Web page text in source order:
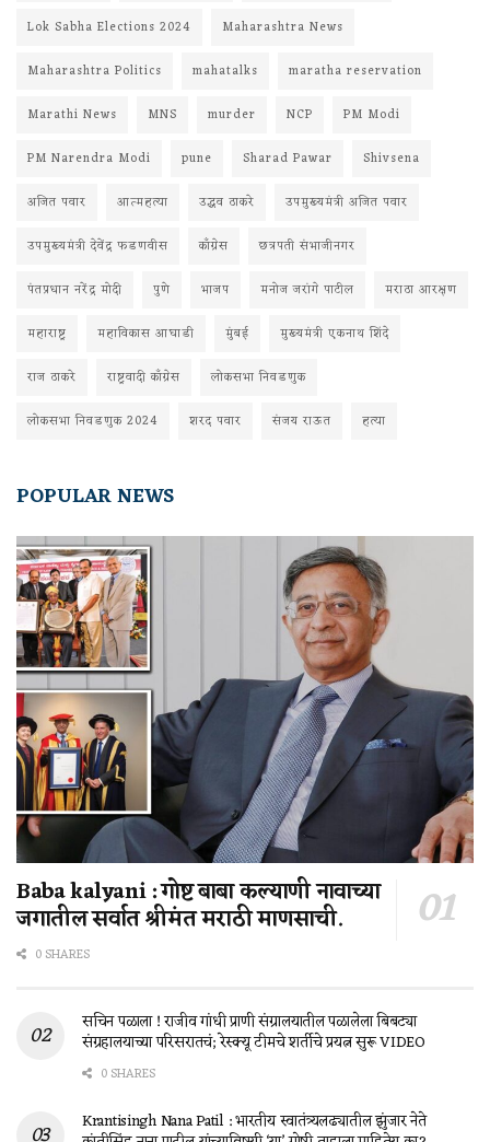
Lok Sabha Elections 2024
Maharashtra News
Maharashtra Politics
mahatalks
maratha reservation
Marathi News
MNS murder NCP
PM Modi
PM Narendra Modi
pune Sharad Pawar
Shivsena
अजित पवार
आत्महत्या उद्धव ठाकरे
उपमुख्यमंत्री अजित पवार
उपमुख्यमंत्री देवेंद्र फडणवीस
काँग्रेस
छत्रपती संभाजीनगर
पंतप्रधान नरेंद्र मोदी
पुणे भाजप मनोज जरांगे पाटील
मराठा आरक्षण
महाराष्ट्र
महाविकास आघाडी मुंबई
मुख्यमंत्री एकनाथ शिंदे
राज ठाकरे
राष्ट्रवादी काँग्रेस
लोकसभा निवडणुक
लोकसभा निवडणुक 2024
शरद पवार संजय राऊत हत्या
POPULAR NEWS
Baba kalyani : गोष्ट बाबा कल्याणी नावाच्या
जगातील सर्वात श्रीमंत मराठी माणसाची.
0 SHARES
सचिन पळाला ! राजीव गांधी प्राणी संग्रालयातील पळालेला बिबट्या
संग्रहालयाच्या परिसरातचं; रेस्क्यू टीमचे शर्तीचे प्रयत्न सुरू VIDEO
0 SHARES
Krantisingh Nana Patil : भारतीय स्वातंत्र्यलढ्यातील झुंजार नेते